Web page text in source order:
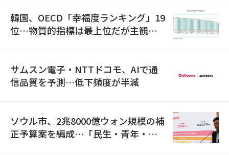
韓国、OECD「幸福度ランキング」19
位…物質的指標は最上位だが主観的
サムスン電子・NTTドコモ、AIで通
信品質を予測…低下頻度が半減
ソウル市、2兆8000億ウォン規模の補
正予算案を編成…「民生・青年・安